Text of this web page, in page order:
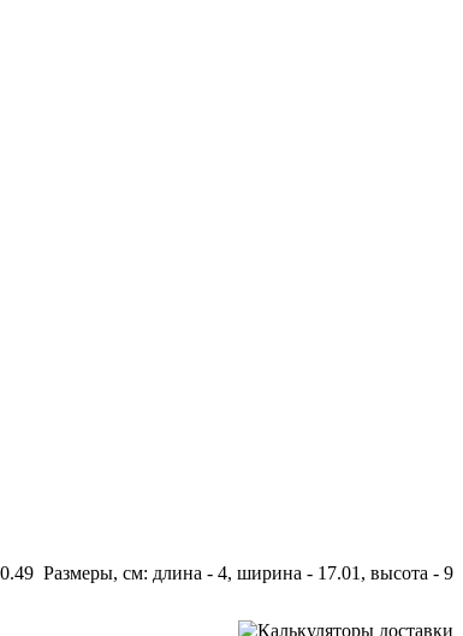
Размеры, см: длина - 4, ширина - 17.01, высота - 9